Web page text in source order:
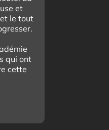
et
le tout
qui ont
cette